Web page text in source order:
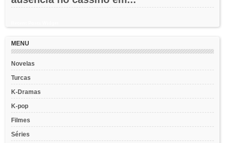
MENU
Novelas
Turcas
K-Dramas
K-pop
Filmes
Séries